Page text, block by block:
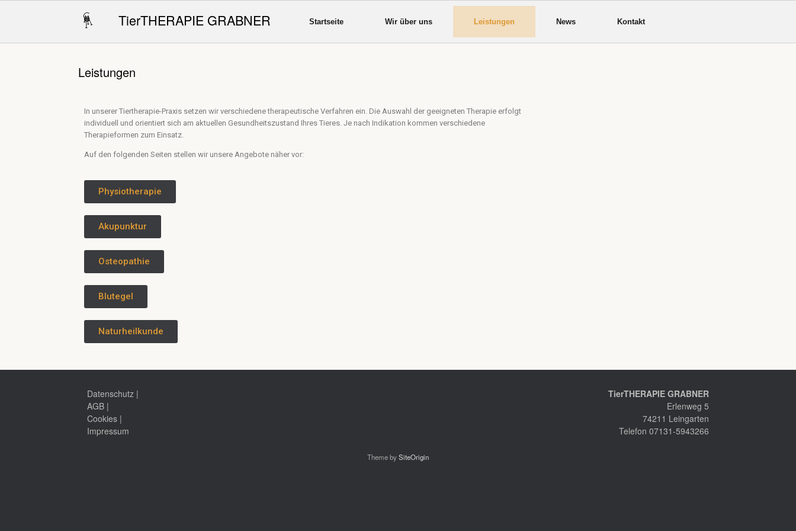
TierTHERAPIE GRABNER Startseite Wir über uns Leistungen News Kontakt
Leistungen
In unserer Tiertherapie-Praxis setzen wir verschiedene therapeutische Verfahren ein. Die Auswahl der geeigneten Therapie erfolgt
individuell und orientiert sich am aktuellen Gesundheitszustand Ihres Tieres. Je nach Indikation kommen verschiedene
Therapieformen zum Einsatz.
Auf den folgenden Seiten stellen wir unsere Angebote näher vor:
Physiotherapie
Akupunktur
Osteopathie
Blutegel
Naturheilkunde
Datenschutz |
AGB |
Cookies |
Impressum
TierTHERAPIE GRABNER
Erlenweg 5
74211 Leingarten
Telefon 07131-5943266
Theme bySiteOrigin